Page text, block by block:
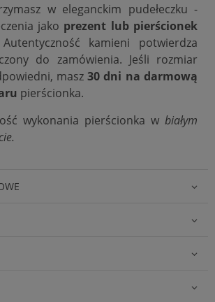
w eleganckim pudełeczku -
jako prezent lub pierścionek
kamieni potwierdza
do zamówienia. Jeśli rozmiar
masz30 dni na darmową
pierścionka.
wykonania pierścionka w białym